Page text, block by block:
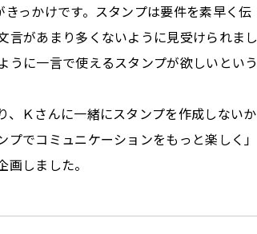
っかけです。スタンプは要件を素早く伝
言があまり多くないように見受けられまし
に一言で使えるスタンプが欲しいという
Ｋさんに一緒にスタンプを作成しないか
でコミュニケーションをもっと楽しく」
しました。